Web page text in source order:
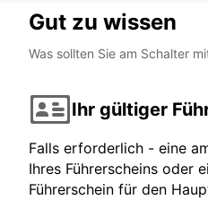
Gut zu wissen
Was sollten Sie am Schalter
Ihr gültiger
Falls erforderlich - eine
Ihres Führerscheins oder
Führerschein für den